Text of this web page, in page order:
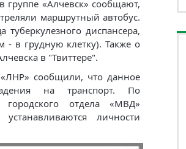
группе «Алчевск» сообщают,
маршрутный автобус.
туберкулезного диспансера,
в грудную клетку). Также о
в "Твиттере".
сообщили, что данное
на транспорт. По
отдела «МВД»
личности